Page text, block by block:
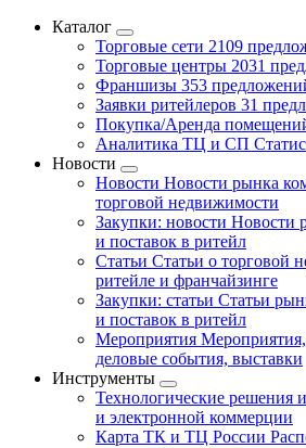
Каталог
Торговые сети 2109
Торговые центры 2031
Франшизы 353
Заявки ритейлеров 31
Покупка/Аренда
Аналитика ТЦ и СП
Новости
Новости Новости рынка
торговой недвижимости
Закупки: новости Новости
и поставок в ритейл
Статьи Статьи о торговой
ритейле и франчайзинге
Закупки: статьи Статьи
и поставок в ритейл
Мероприятия
деловые события, выставки
Инструменты
Технологические решения
и электронной коммерции
Карта ТК и ТЦ России